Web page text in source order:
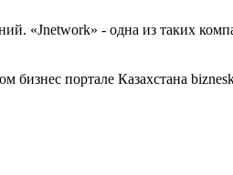
«Jnetwork» - одна из таких
портале Казахстана